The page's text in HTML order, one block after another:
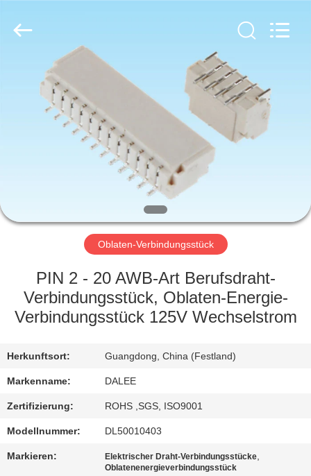
HAUS
PRODUKTE
FABRIK-
AUSFLUG
QUALITÄTSKONTROLLE
SIE
MIT
UNS
IN
VERBINDUNG
Rights
Reserved.
Oblaten-Verbindungsstück
PIN 2 - 20 AWB-Art Berufsdraht-
Verbindungsstück, Oblaten-Energie-
Verbindungsstück 125V Wechselstrom
Herkunftsort: Guangdong, China (Festland)
Markenname: DALEE
Zertifizierung: ROHS ,SGS, ISO9001
Modellnummer: DL50010403
Markieren: Elektrischer Draht-Verbindungsstücke,
Oblatenenergieverbindungsstück